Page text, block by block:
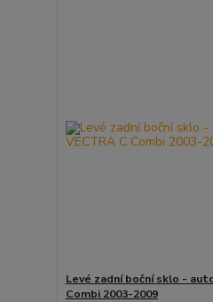
Levé zadní boční sklo -
Combi 2003-2009